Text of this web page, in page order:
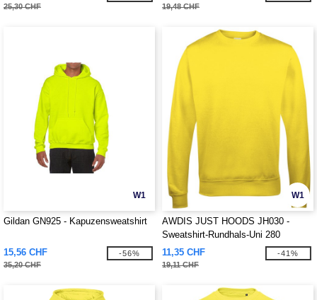
25,30 CHF 19,48 CHF
W1
Gildan GN925 - Kapuzensweatshirt
15,56 CHF
35,20 CHF
-56%
W1
AWDIS JUST HOODS JH030 -
Sweatshirt-Rundhals-Uni 280
11,35 CHF
19,11 CHF
-41%